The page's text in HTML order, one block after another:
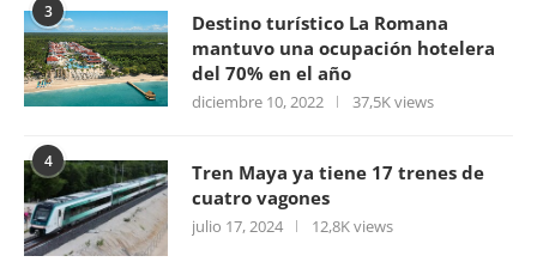
3
Destino turístico La Romana
mantuvo una ocupación hotelera
del 70% en el año
diciembre 10, 2022 37,5K views
4
Tren Maya ya tiene 17 trenes de
cuatro vagones
julio 17, 2024 12,8K views